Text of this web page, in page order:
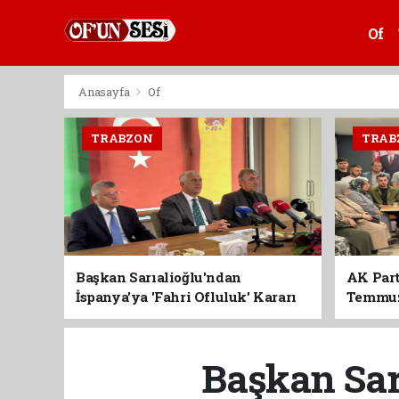
Of
Anasayfa Of
TRABZON
Başkan Sarıalioğlu'ndan
İspanya'ya 'Fahri Ofluluk' Kararı
AK
Birlik
Başkan